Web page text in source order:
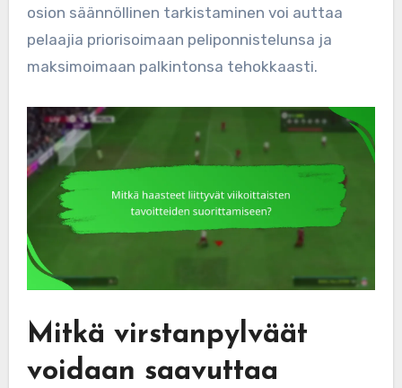
osion säännöllinen tarkistaminen voi auttaa
pelaajia priorisoimaan peliponnistelunsa ja
maksimoimaan palkintonsa tehokkaasti.
Mitkä virstanpylväät
voidaan saavuttaa